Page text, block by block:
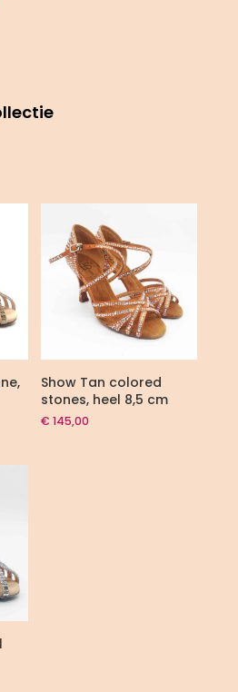
Show Tan colored
stones, heel 8,5 cm
€ 145,00